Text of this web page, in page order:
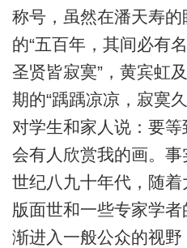
称号，虽然在潘天寿
的“五百年，其间必有
圣贤皆寂寞”，黄宾虹
期的“踽踽凉凉，寂寞
对学生和家人说：要
会有人欣赏我的画。
世纪八九十年代，随
版面世和一些专家学
渐进入一般公众的视